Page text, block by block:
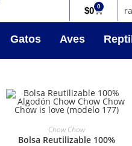
$0 0
Gatos Aves
SELECCIONAR OPCIONES
Chow Chow
Bolsa Reutilizable 100%